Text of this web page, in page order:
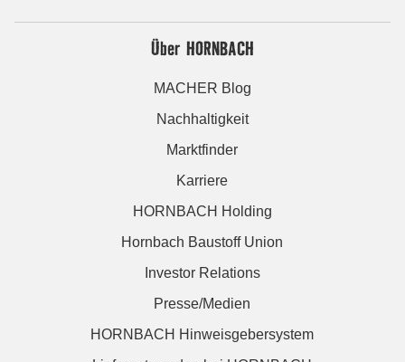
Über HORNBACH
MACHER Blog
Nachhaltigkeit
Marktfinder
Karriere
HORNBACH Holding
Hornbach Baustoff Union
Investor Relations
Presse/Medien
HORNBACH Hinweisgebersystem